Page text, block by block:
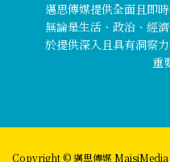
邁思傳媒提供全面且即
無論是生活、政治、經
於提供深入且具有洞察
重
Copyright © 邁思傳媒